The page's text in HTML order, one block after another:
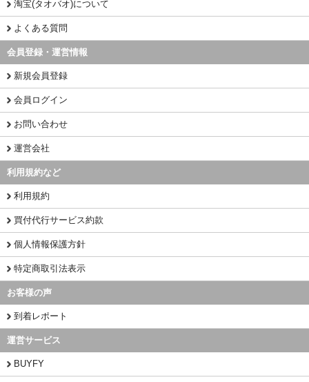
淘宝(タオバオ)について
よくある質問
会員登録・運営情報
新規会員登録
会員ログイン
お問い合わせ
運営会社
利用規約など
利用規約
買付代行サービス約款
個人情報保護方針
特定商取引法表示
お客様の声
到着レポート
運営サービス
BUYFY